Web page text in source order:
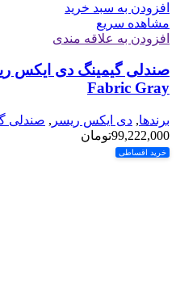
افزودن به سبد خرید
مشاهده سریع
افزودن به علاقه مندی
Fabric Gray
برندها, دی ایکس ریسر , صندلی
99,222,000تومان
خرید اقساطی